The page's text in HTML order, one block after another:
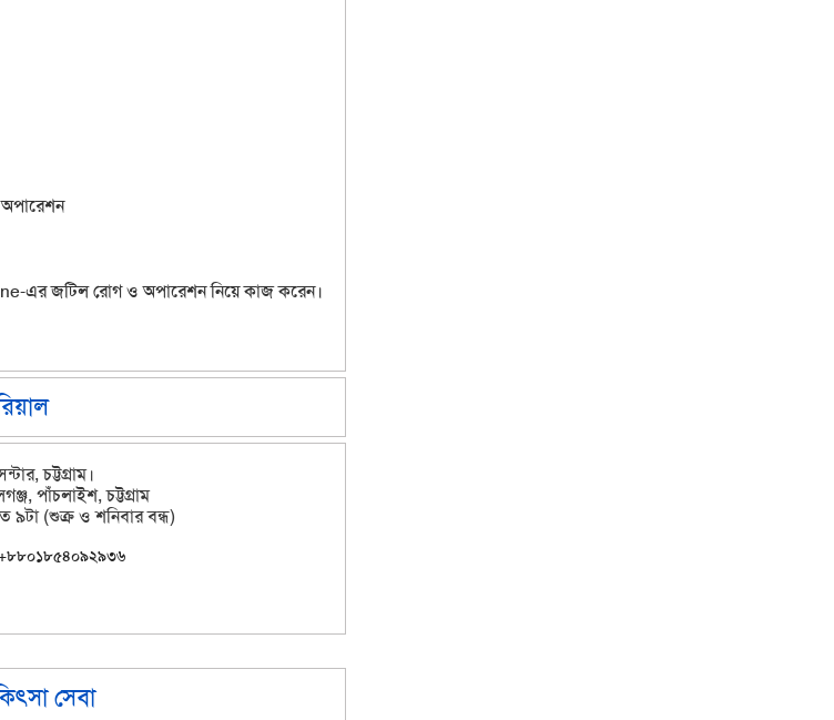
-এর জটিল রোগ ও অপারেশন নিয়ে কাজ করেন।
চট্টগ্রাম।
পাঁচলাইশ, চট্টগ্রাম
৯টা (শুক্র ও শনিবার বন্ধ)
+৮৮০১৮৫৪০৯২৯৩৬
সেবা